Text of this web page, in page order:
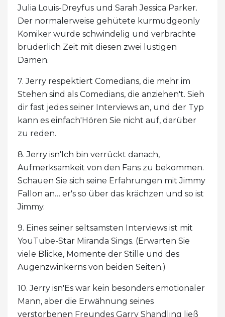
Julia Louis-Dreyfus und Sarah Jessica Parker.
Der normalerweise gehütete kurmudgeonly
Komiker wurde schwindelig und verbrachte
brüderlich Zeit mit diesen zwei lustigen
Damen.
7. Jerry respektiert Comedians, die mehr im
Stehen sind als Comedians, die anziehen't. Sieh
dir fast jedes seiner Interviews an, und der Typ
kann es einfach'Hören Sie nicht auf, darüber
zu reden.
8. Jerry isn'Ich bin verrückt danach,
Aufmerksamkeit von den Fans zu bekommen.
Schauen Sie sich seine Erfahrungen mit Jimmy
Fallon an… er's so über das krächzen und so ist
Jimmy.
9. Eines seiner seltsamsten Interviews ist mit
YouTube-Star Miranda Sings. (Erwarten Sie
viele Blicke, Momente der Stille und des
Augenzwinkerns von beiden Seiten.)
10. Jerry isn'Es war kein besonders emotionaler
Mann, aber die Erwähnung seines
verstorbenen Freundes Garry Shandling ließ